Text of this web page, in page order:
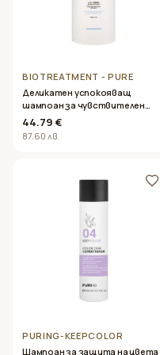
BIOTREATMENT - PURE
Деликатен успокояващ
шампоан за чувствителен
скалп- Brelil &#8211; Biotreatment
Pure Calming Shampoo 1000ml
44.79 €
87.60 лв.
PURING-KEEPCOLOR
Шампоан за защита на цвета